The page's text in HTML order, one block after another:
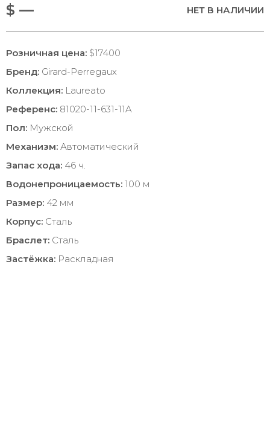
$ — НЕТ В НАЛИЧИИ
Розничная цена: $17400
Бренд: Girard-Perregaux
Коллекция: Laureato
Референс: 81020-11-631-11A
Пол: Мужской
Механизм: Автоматический
Запас хода: 46 ч.
Водонепроницаемость: 100 м
Размер: 42 мм
Корпус: Сталь
Браслет: Сталь
Застёжка: Раскладная